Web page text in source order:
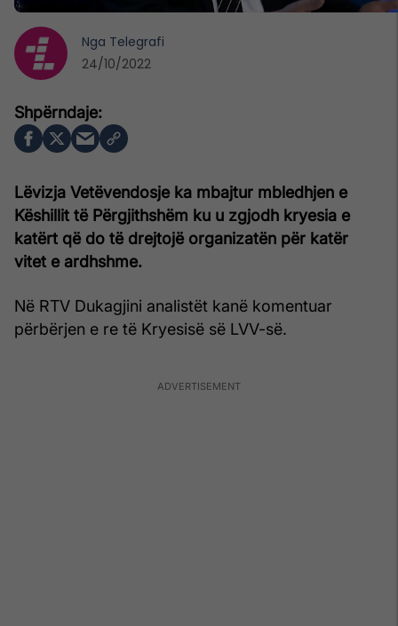
Lëvizja Vetëvendosje ka mbajtur mbledhjen e
Këshillit të Përgjithshëm ku u zgjodh kryesia e
katërt që do të drejtojë organizatën për katër
vitet e ardhshme.
Në RTV Dukagjini analistët kanë komentuar
përbërjen e re të Kryesisë së LVV-së.
Nga Telegrafi
24/10/2022